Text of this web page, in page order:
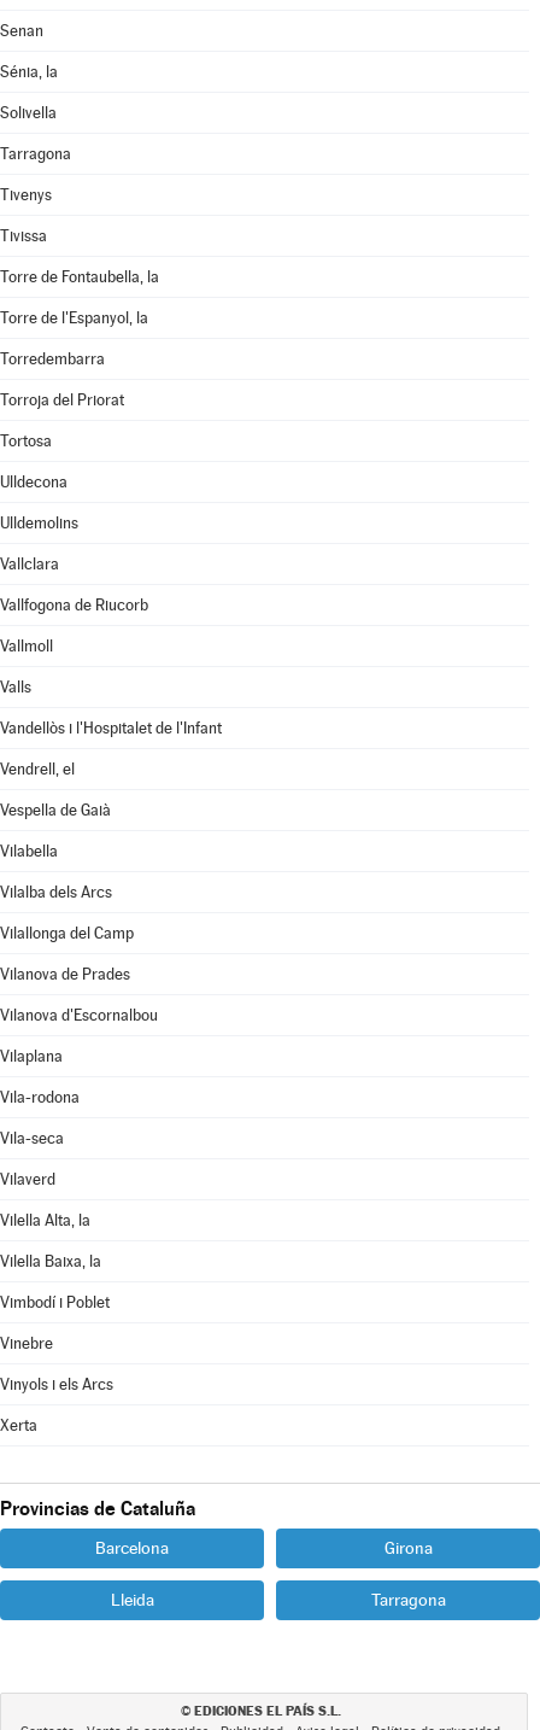
Senan
Sénia, la
Solivella
Tarragona
Tivenys
Tivissa
Torre de Fontaubella, la
Torre de l'Espanyol, la
Torredembarra
Torroja del Priorat
Tortosa
Ulldecona
Ulldemolins
Vallclara
Vallfogona de Riucorb
Vallmoll
Valls
Vandellòs i l'Hospitalet de l'Infant
Vendrell, el
Vespella de Gaià
Vilabella
Vilalba dels Arcs
Vilallonga del Camp
Vilanova de Prades
Vilanova d'Escornalbou
Vilaplana
Vila-rodona
Vila-seca
Vilaverd
Vilella Alta, la
Vilella Baixa, la
Vimbodí i Poblet
Vinebre
Vinyols i els Arcs
Xerta
Provincias de Cataluña
Barcelona Girona
Lleida Tarragona
© EDICIONES EL PAÍS S.L.